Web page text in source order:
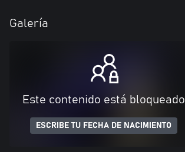
Galería
Este contenido está bloqueado
ESCRIBE TU FECHA DE NACIMIENTO